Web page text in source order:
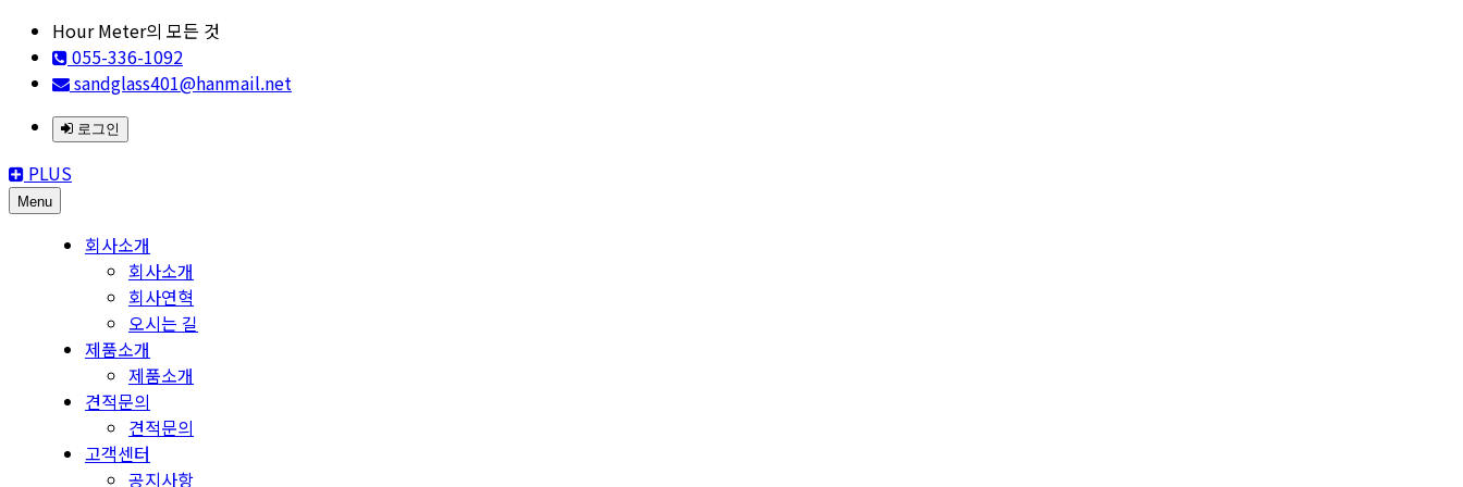
Hour Meter의 모든 것
055-336-1092
sandglass401@hanmail.net
로그인
PLUS
Menu
회사소개
회사소개
회사연혁
오시는 길
제품소개
제품소개
견적문의
견적문의
고객센터
공지사항